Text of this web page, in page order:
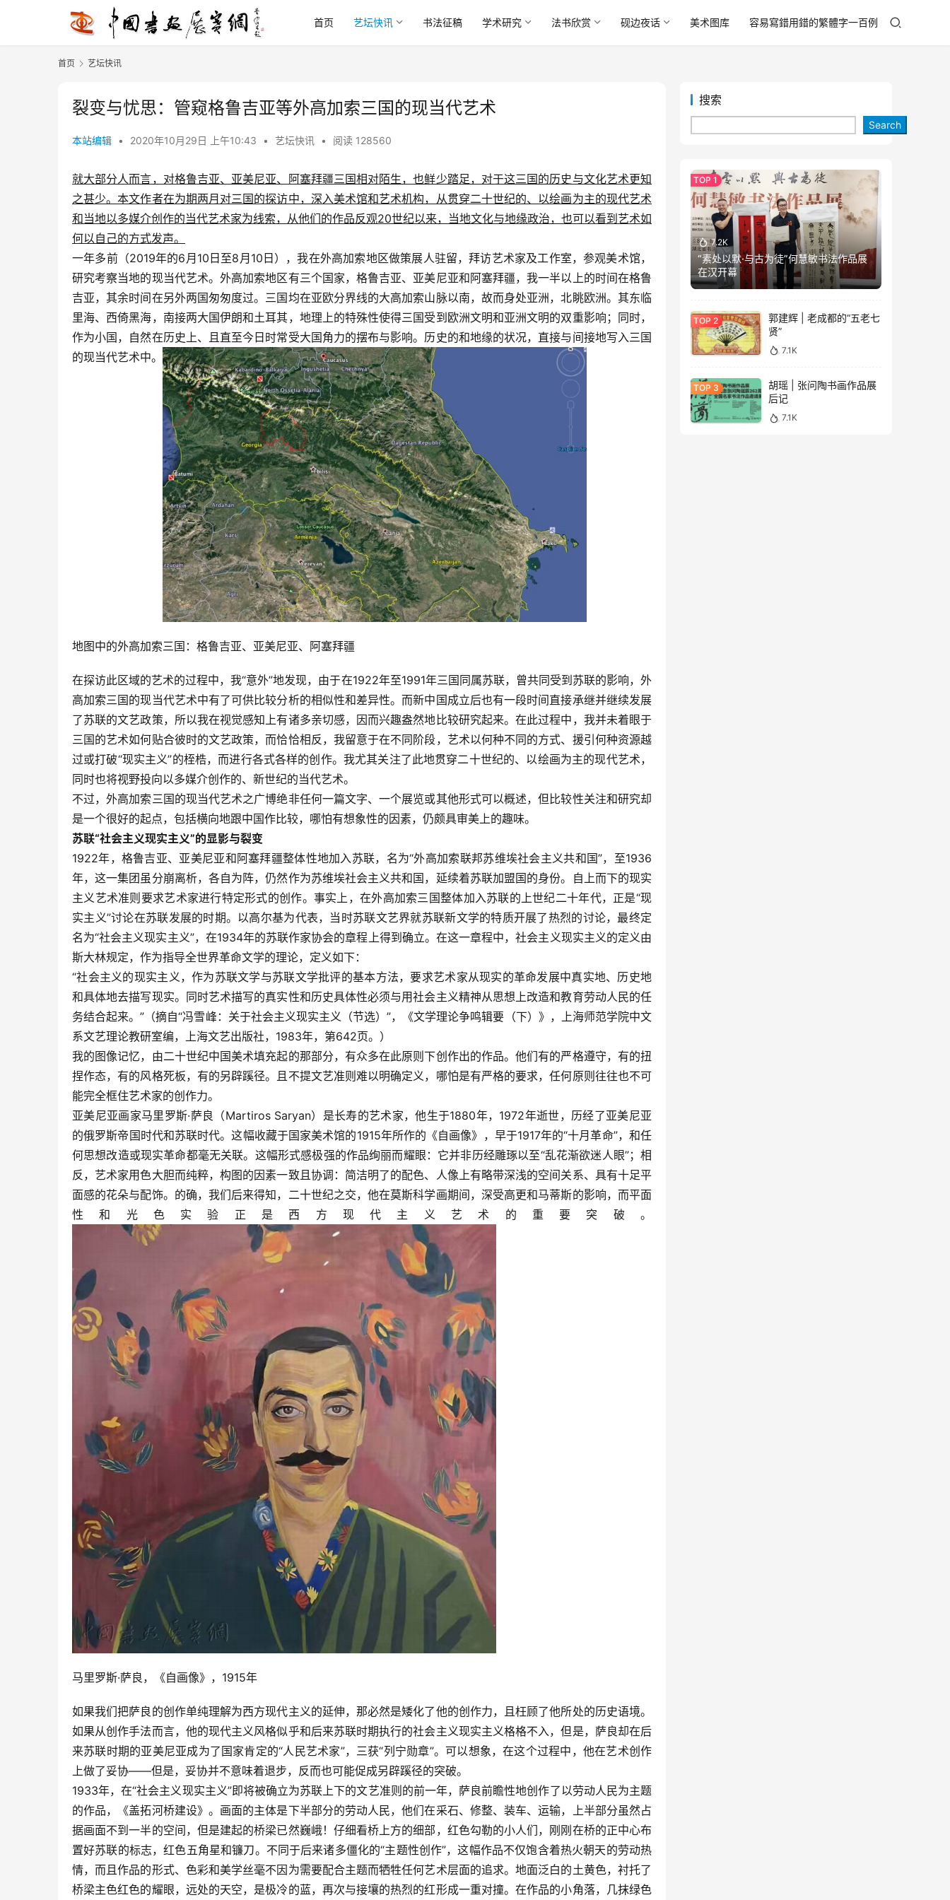
首页 艺坛快讯 书法征稿 学术研究 法书欣赏 砚边夜话 美术图库 容易寫錯用錯的繁體字一百例
首页 艺坛快讯
裂变与忧思：管窥格鲁吉亚等外高加索三国的现当代艺术
本站编辑 • 2020年10月29日 上午10:43 • 艺坛快讯 • 阅读 128560
就大部分人而言，对格鲁吉亚、亚美尼亚、阿塞拜疆三国相对陌生，也鲜少踏足，对于这三国的历史与文化艺术更知
之甚少。本文作者在为期两月对三国的探访中，深入美术馆和艺术机构，从贯穿二十世纪的、以绘画为主的现代艺术
和当地以多媒介创作的当代艺术家为线索，从他们的作品反观20世纪以来，当地文化与地缘政治，也可以看到艺术如
何以自己的方式发声。
一年多前（2019年的6月10日至8月10日），我在外高加索地区做策展人驻留，拜访艺术家及工作室，参观美术馆，
研究考察当地的现当代艺术。外高加索地区有三个国家，格鲁吉亚、亚美尼亚和阿塞拜疆，我一半以上的时间在格鲁
吉亚，其余时间在另外两国匆匆度过。三国均在亚欧分界线的大高加索山脉以南，故而身处亚洲，北眺欧洲。其东临
里海、西倚黑海，南接两大国伊朗和土耳其，地理上的特殊性使得三国受到欧洲文明和亚洲文明的双重影响；同时，
作为小国，自然在历史上、且直至今日时常受大国角力的摆布与影响。历史的和地缘的状况，直接与间接地写入三国
的现当代艺术中。
地图中的外高加索三国：格鲁吉亚、亚美尼亚、阿塞拜疆
在探访此区域的艺术的过程中，我“意外”地发现，由于在1922年至1991年三国同属苏联，曾共同受到苏联的影响，外
高加索三国的现当代艺术中有了可供比较分析的相似性和差异性。而新中国成立后也有一段时间直接承继并继续发展
了苏联的文艺政策，所以我在视觉感知上有诸多亲切感，因而兴趣盎然地比较研究起来。在此过程中，我并未着眼于
三国的艺术如何贴合彼时的文艺政策，而恰恰相反，我留意于在不同阶段，艺术以何种不同的方式、援引何种资源越
过或打破“现实主义”的桎梏，而进行各式各样的创作。我尤其关注了此地贯穿二十世纪的、以绘画为主的现代艺术，
同时也将视野投向以多媒介创作的、新世纪的当代艺术。
不过，外高加索三国的现当代艺术之广博绝非任何一篇文字、一个展览或其他形式可以概述，但比较性关注和研究却
是一个很好的起点，包括横向地跟中国作比较，哪怕有想象性的因素，仍颇具审美上的趣味。
苏联“社会主义现实主义”的显影与裂变
1922年，格鲁吉亚、亚美尼亚和阿塞拜疆整体性地加入苏联，名为“外高加索联邦苏维埃社会主义共和国”，至1936
年，这一集团虽分崩离析，各自为阵，仍然作为苏维埃社会主义共和国，延续着苏联加盟国的身份。自上而下的现实
主义艺术准则要求艺术家进行特定形式的创作。事实上，在外高加索三国整体加入苏联的上世纪二十年代，正是“现
实主义”讨论在苏联发展的时期。以高尔基为代表，当时苏联文艺界就苏联新文学的特质开展了热烈的讨论，最终定
名为“社会主义现实主义”，在1934年的苏联作家协会的章程上得到确立。在这一章程中，社会主义现实主义的定义由
斯大林规定，作为指导全世界革命文学的理论，定义如下：
“社会主义的现实主义，作为苏联文学与苏联文学批评的基本方法，要求艺术家从现实的革命发展中真实地、历史地
和具体地去描写现实。同时艺术描写的真实性和历史具体性必须与用社会主义精神从思想上改造和教育劳动人民的任
务结合起来。”（摘自“冯雪峰：关于社会主义现实主义（节选）”，《文学理论争鸣辑要（下）》，上海师范学院中文
系文艺理论教研室编，上海文艺出版社，1983年，第642页。）
我的图像记忆，由二十世纪中国美术填充起的那部分，有众多在此原则下创作出的作品。他们有的严格遵守，有的扭
捏作态，有的风格死板，有的另辟蹊径。且不提文艺准则难以明确定义，哪怕是有严格的要求，任何原则往往也不可
能完全框住艺术家的创作力。
亚美尼亚画家马里罗斯·萨良（Martiros Saryan）是长寿的艺术家，他生于1880年，1972年逝世，历经了亚美尼亚
的俄罗斯帝国时代和苏联时代。这幅收藏于国家美术馆的1915年所作的《自画像》，早于1917年的“十月革命”，和任
何思想改造或现实革命都毫无关联。这幅形式感极强的作品绚丽而耀眼：它并非历经雕琢以至“乱花渐欲迷人眼”；相
反，艺术家用色大胆而纯粹，构图的因素一致且协调：简洁明了的配色、人像上有略带深浅的空间关系、具有十足平
面感的花朵与配饰。的确，我们后来得知，二十世纪之交，他在莫斯科学画期间，深受高更和马蒂斯的影响，而平面
性和光色实验正是西方现代主义艺术的重要突破。
马里罗斯·萨良，《自画像》，1915年
如果我们把萨良的创作单纯理解为西方现代主义的延伸，那必然是矮化了他的创作力，且枉顾了他所处的历史语境。
如果从创作手法而言，他的现代主义风格似乎和后来苏联时期执行的社会主义现实主义格格不入，但是，萨良却在后
来苏联时期的亚美尼亚成为了国家肯定的“人民艺术家”，三获“列宁勋章”。可以想象，在这个过程中，他在艺术创作
上做了妥协——但是，妥协并不意味着退步，反而也可能促成另辟蹊径的突破。
1933年，在“社会主义现实主义”即将被确立为苏联上下的文艺准则的前一年，萨良前瞻性地创作了以劳动人民为主题
的作品，《盖拓河桥建设》。画面的主体是下半部分的劳动人民，他们在采石、修整、装车、运输，上半部分虽然占
据画面不到一半的空间，但是建起的桥梁已然巍峨！仔细看桥上方的细部，红色勾勒的小人们，刚刚在桥的正中心布
置好苏联的标志，红色五角星和镰刀。不同于后来诸多僵化的“主题性创作”，这幅作品不仅饱含着热火朝天的劳动热
情，而且作品的形式、色彩和美学丝毫不因为需要配合主题而牺牲任何艺术层面的追求。地面泛白的土黄色，衬托了
桥梁主色红色的耀眼，远处的天空，是极冷的蓝，再次与接壤的热烈的红形成一重对撞。在作品的小角落，几抹绿色
搜索
Search
7.2K
“素处以默·与古为徒”何慧敏书法作品展
在汉开幕
郭建辉 | 老成都的“五老七
贤”
7.1K
胡瑶 | 张问陶书画作品展
后记
7.1K